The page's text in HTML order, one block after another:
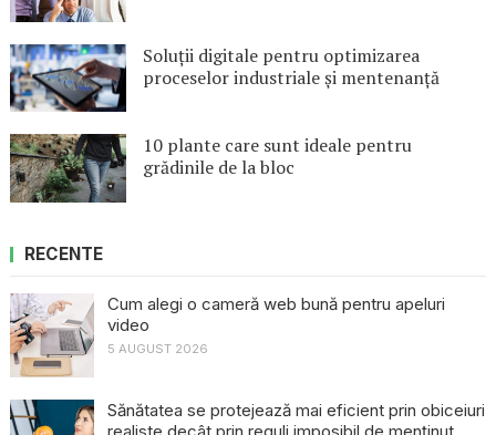
Soluții digitale pentru optimizarea
proceselor industriale și mentenanță
10 plante care sunt ideale pentru
grădinile de la bloc
RECENTE
Cum alegi o cameră web bună pentru apeluri
video
5 AUGUST 2026
Sănătatea se protejează mai eficient prin obiceiuri